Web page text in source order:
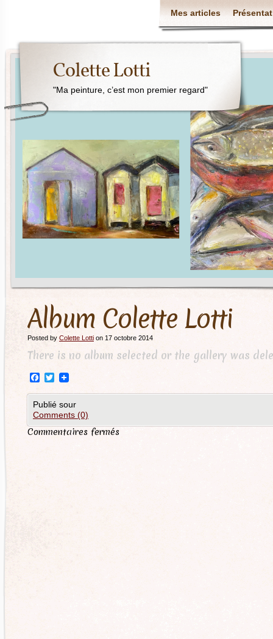
Mes articles
Colette Lotti
"Ma peinture, c’est mon premier regard"
Album Colette Lotti
Posted by Colette Lotti on 17 octobre 2014
There is no album selected or the gallery was
Facebook
Twitter
Publié sour
Comments (0)
Commentaires fermés